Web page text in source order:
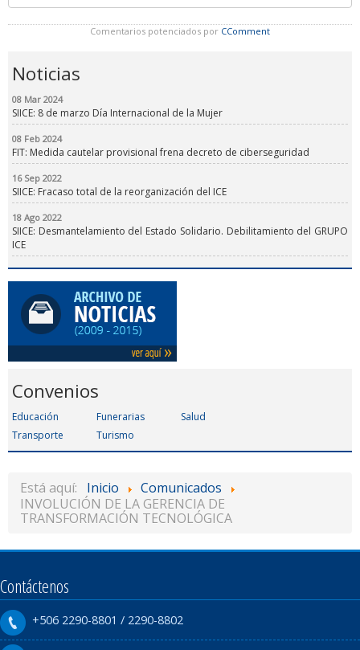
Comentarios potenciados por CComment
Noticias
08 Mar 2024
SIICE: 8 de marzo Día Internacional de la Mujer
08 Feb 2024
FIT: Medida cautelar provisional frena decreto de ciberseguridad
16 Sep 2022
SIICE: Fracaso total de la reorganización del ICE
18 Ago 2022
SIICE: Desmantelamiento del Estado Solidario. Debilitamiento del GRUPO
ICE
Convenios
Educación Funerarias
Salud
Transporte
Turismo
Está aquí: Inicio
Comunicados
INVOLUCIÓN DE LA GERENCIA DE
TRANSFORMACIÓN TECNOLÓGICA
Contáctenos
+506 2290-8801 / 2290-8802